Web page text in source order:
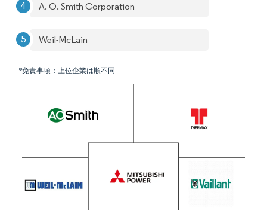
A. O. Smith Corporation
Weil-McLain
*免責事項：上位企業は順不同